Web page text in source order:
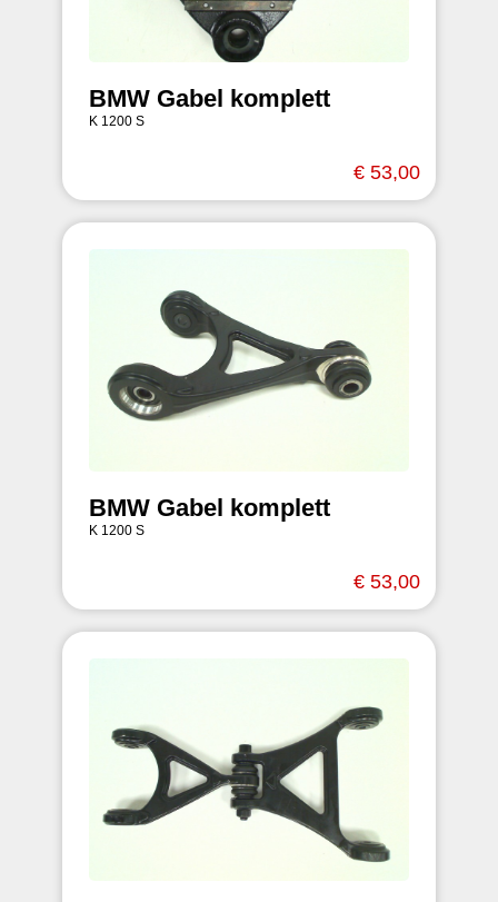
BMW Gabel komplett
K 1200 S
€ 53,00
BMW Gabel komplett
K 1200 S
€ 53,00